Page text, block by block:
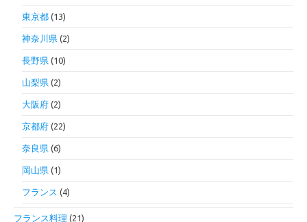
東京都 (13)
神奈川県 (2)
長野県 (10)
山梨県 (2)
大阪府 (2)
京都府 (22)
奈良県 (6)
岡山県 (1)
フランス (4)
フランス料理 (21)